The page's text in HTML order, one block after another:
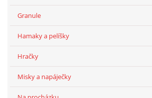
Granule
Hamaky a pelíšky
Hračky
Misky a napáječky